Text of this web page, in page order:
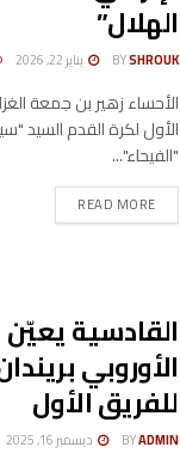
الهلال”
BYSHROUK يناير 22, 2026
الأحساء زهير بن جمعة
الأول لكرة القدم السيد
"الفيحاء"...
READ MORE
DETAILS
القادسية
الأوروبي
للفريق الأول
BYADMIN ديسمبر 16, 2025